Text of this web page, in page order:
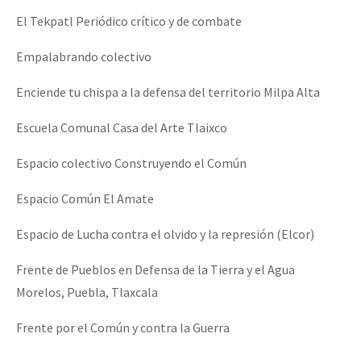
El Tekpatl Periódico crítico y de combate
Empalabrando colectivo
Enciende tu chispa a la defensa del territorio Milpa Alta
Escuela Comunal Casa del Arte Tlaixco
Espacio colectivo Construyendo el Común
Espacio Común El Amate
Espacio de Lucha contra el olvido y la represión (Elcor)
Frente de Pueblos en Defensa de la Tierra y el Agua
Morelos, Puebla, Tlaxcala
Frente por el Común y contra la Guerra